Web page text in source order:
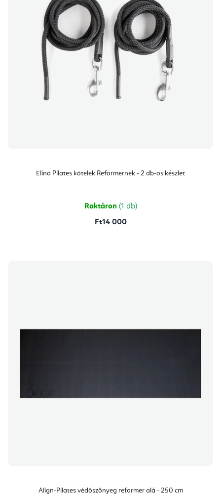
Elina Pilates kötelek Reformernek - 2 db-os készlet
Raktáron (1 db)
Ft14 000
Align-Pilates védőszőnyeg reformer alá - 250 cm